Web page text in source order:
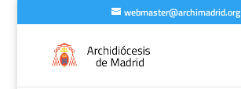
webmaster@archimadrid.org